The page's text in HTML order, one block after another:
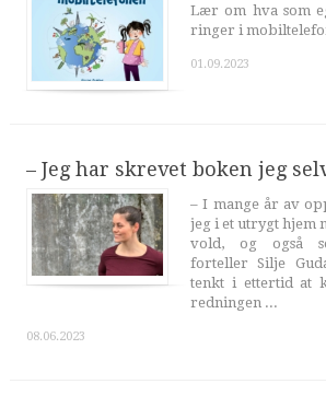
Lær om hva som
ringer i
01.09.2023
– Jeg har skrevet boken jeg
– I mange år av
jeg i et utrygt hjem
vold, og også
forteller Silje
tenkt i ettertid at
redningen ...
08.06.2023